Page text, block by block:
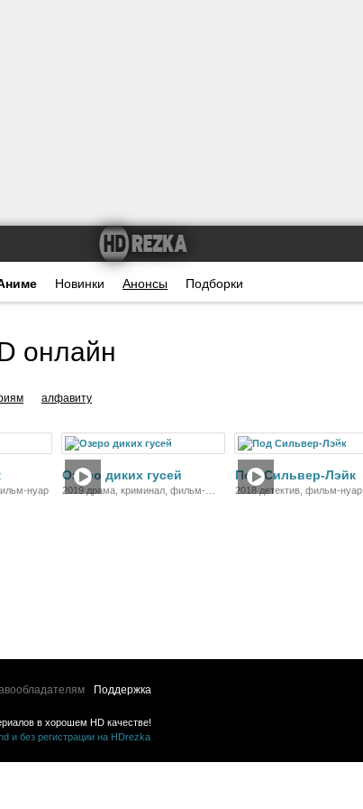
Новинки Анонсы Подборки
онлайн
алфавиту
нуар
Фильм
Озеро диких гусей
2019 драма, криминал, фильм-
Фильм
Под Сильвер-Лэйк
2018 детектив, фильм-нуар,
Поддержка
в хорошем HD качестве!
и без регистрации на HDrezka